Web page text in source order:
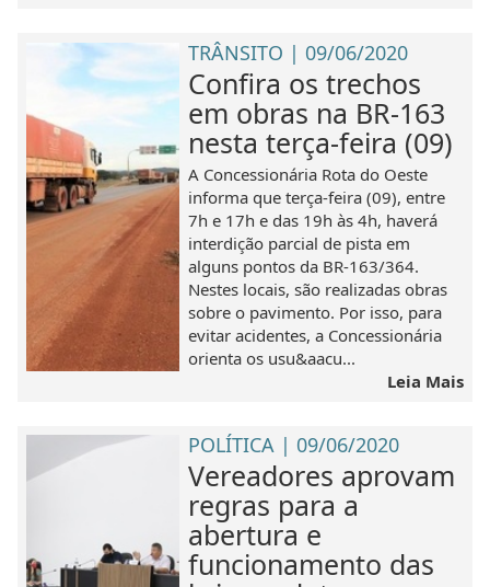
TRÂNSITO | 09/06/2020
Confira os trechos
em obras na BR-163
nesta terça-feira (09)
A Concessionária Rota do Oeste
informa que terça-feira (09), entre
7h e 17h e das 19h às 4h, haverá
interdição parcial de pista em
alguns pontos da BR-163/364.
Nestes locais, são realizadas obras
sobre o pavimento. Por isso, para
evitar acidentes, a Concessionária
orienta os usu&aacu...
Leia Mais
POLÍTICA | 09/06/2020
Vereadores aprovam
regras para a
abertura e
funcionamento das